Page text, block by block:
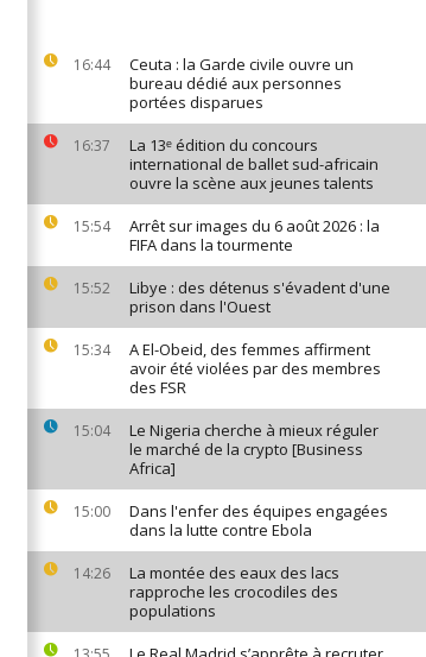
16:44
Ceuta : la Garde civile ouvre un
bureau dédié aux personnes
portées disparues
16:37
La 13ᵉ édition du concours
international de ballet sud-africain
ouvre la scène aux jeunes talents
15:54
Arrêt sur images du 6 août 2026 : la
FIFA dans la tourmente
15:52
Libye : des détenus s'évadent d'une
prison dans l'Ouest
15:34
A El-Obeid, des femmes affirment
avoir été violées par des membres
des FSR
15:04
Le Nigeria cherche à mieux réguler
le marché de la crypto [Business
Africa]
15:00
Dans l'enfer des équipes engagées
dans la lutte contre Ebola
14:26
La montée des eaux des lacs
rapproche les crocodiles des
populations